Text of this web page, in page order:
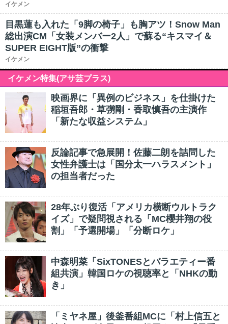
イケメン
目黒蓮も入れた「9脚の椅子」も胸アツ！Snow Man
総出演CM「女装メンバー2人」で蘇る“キスマイ＆
SUPER EIGHT版”の衝撃
イケメン
イケメン特集(アサ芸プラス)
映画界に「異例のビジネス」を仕掛けた
稲垣吾郎・草彅剛・香取慎吾の主演作
「新たな収益システム」
反論記事で急展開！佐藤二朗を詰問した
女性弁護士は「国分太一ハラスメント」
の担当者だった
28年ぶり復活「アメリカ横断ウルトラク
イズ」で疑問視される「MC櫻井翔の役
割」「予選開場」「分断ロケ」
中森明菜「SixTONESとバラエティー番
組共演」韓国ロケの視聴率と「NHKの動
き」
「ミヤネ屋」後釜番組MCに「村上信五と